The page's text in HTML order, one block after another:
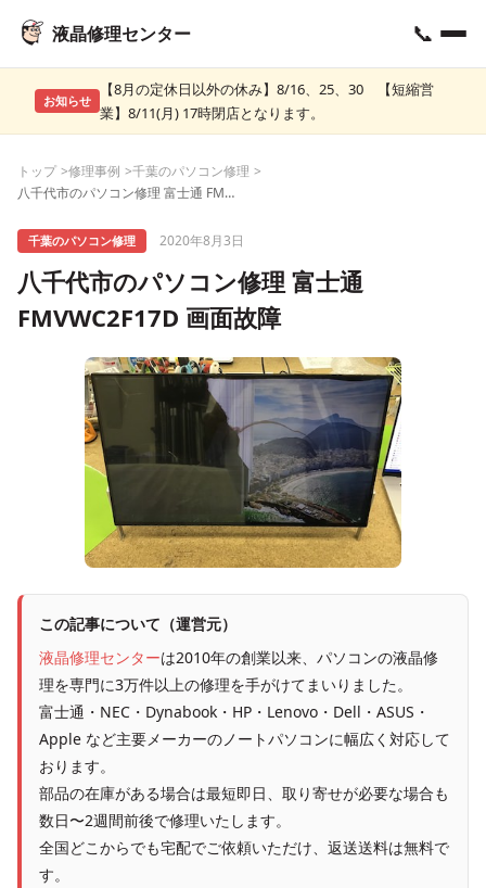
液晶修理センター 📞
お知らせ
【8月の定休日以外の休み】8/16、25、30 【短縮営
業】8/11(月) 17時閉店となります。
トップ 修理事例
千葉のパソコン修理
八千代市のパソコン修理 富士通 FMVWC2F17D 画面故障
千葉のパソコン修理 2020年8月3日
八千代市のパソコン修理 富士通
FMVWC2F17D 画面故障
この記事について（運営元）
液晶修理センターは2010年の創業以来、パソコンの液晶修
理を専門に3万件以上の修理を手がけてまいりました。
富士通・NEC・Dynabook・HP・Lenovo・Dell・ASUS・
Apple など主要メーカーのノートパソコンに幅広く対応して
おります。
部品の在庫がある場合は最短即日、取り寄せが必要な場合も
数日〜2週間前後で修理いたします。
全国どこからでも宅配でご依頼いただけ、返送送料は無料で
す。